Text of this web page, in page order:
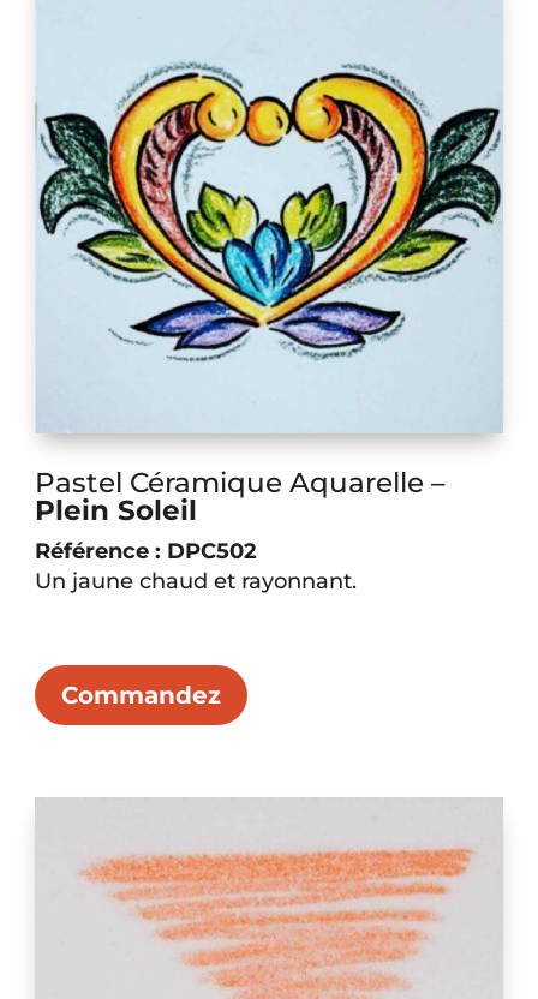
Pastel Céramique Aquarelle –
Plein Soleil
Référence : DPC502
Un jaune chaud et rayonnant.
Commandez